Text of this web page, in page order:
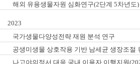
해외 유용생물자원 심화연구(2단계 5차년도)
2023
국가생물다양성전략 재원 분석 연구
공생미생물 상호작용 기반 남세균 생장조절
도)
나고야의정서 대응 국내 이용자 이행지원